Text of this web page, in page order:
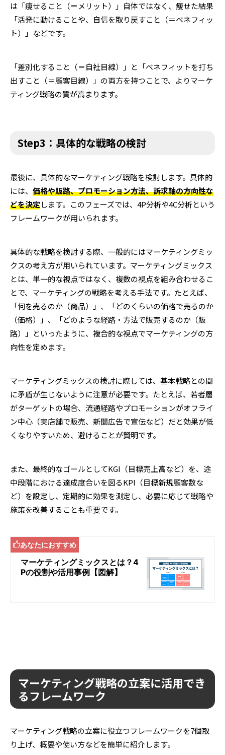
は「痩せること（＝メリット）」自体ではなく、痩せた結果
「活発に動けることや、自信を取り戻すこと（＝ベネフィッ
ト）」などです。
「差別化すること（＝自社目線）」と「ベネフィットを打ち
出すこと（＝顧客目線）」の両方を持つことで、よりマーケ
ティング戦略の質が高まります。
Step3：具体的な戦略の検討
最後に、具体的なマーケティング戦略を検討します。具体的
には、 価格や販路、プロモーション方法、訴求軸の方向性な
どを決定します。このフェーズでは、4P分析や4C分析という
フレームワークが用いられます。
具体的な戦略を検討する際、一般的にはマーケティングミッ
クスの考え方が用いられています。マーケティングミックス
とは、単一的な視点ではなく、複数の視点を組み合わせるこ
とで、マーケティングの戦略を考える手法です。たとえば、
「何を売るのか（商品）」、「どのくらいの価格で売るのか
（価格）」、「どのような経路・方法で販売するのか（販
路）」といったように、複合的な視点でマーケティングの方
向性を定めます。
マーケティングミックスの検討に際しては、基本戦略との間
に矛盾が生じないように注意が必要です。たとえば、若者層
がターゲットの場合、流通経路やプロモーションがオフライ
ン中心（実店舗で販売、新聞広告で宣伝など）だと効果が低
くなりやすいため、避けることが賢明です。
また、最終的なゴールとしてKGI（目標売上高など）を、途
中段階における達成度合いを図るKPI（目標新規顧客数な
ど）を設定し、定期的に効果を測定し、必要に応じて戦略や
施策を改善することも重要です。
マーケティング戦略の立案に活用でき
るフレームワーク
マーケティング戦略の立案に役立つフレームワークを7個取
り上げ、概要や使い方などを簡単に紹介します。